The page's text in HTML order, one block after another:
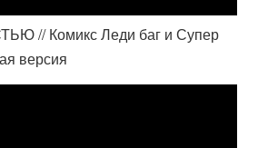
// Комикс Леди баг и Супер
версия